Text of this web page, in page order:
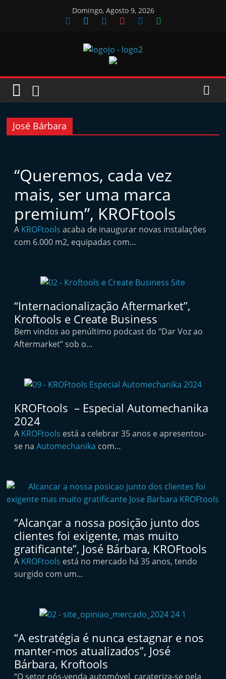
Domingo, Agosto 9, 2026
Jornal
r
n
a
l
i
n
e
n
d
e
e
d
A
f
r
m
r
k
e
t
m
ó
v
José Bárbara
“Queremos, cada vez
mais, ser uma marca
premium”, KROFtools
A KROFtools acaba de inaugurar novas instalações
com 6.000 m2, equipadas com…
“Internacionalização Aftermarket”,
Kroftools e Create Business
Bem vindos ao penúltimo podcast do “Dar Voz ao
Aftermarket” sob o…
KROFtools – Especial Automechanika
2024
A KROFtools está a celebrar 35 anos e apresentou-
se naAutomechanika com…
“Alcançar a nossa posição junto dos
clientes foi exigente, mas muito
gratificante”, José Bárbara, KROFtools
A KROFtools está no mercado há 35 anos, tendo
surgido com um…
“A estratégia é nunca estagnar e nos
manter-mos atualizados”, José
Bárbara, Kroftools
“O setor pós-venda automóvel, carateriza-se pela